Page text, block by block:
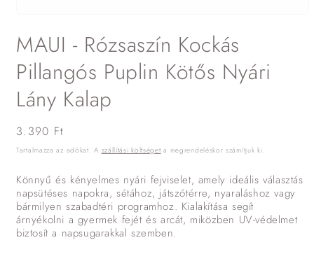
megnyitása
a
modális
párbeszédpanelen
MAUI - Rózsaszín Kockás
Pillangós Puplin Kötős Nyári
Lány Kalap
Normál
ár
3.390 Ft
Tartalmazza az adókat. A szállítási költséget a megrendeléskor számítjuk ki.
Könnyű és kényelmes nyári fejviselet, amely ideális választás
napsütéses napokra, sétához, játszótérre, nyaraláshoz vagy
bármilyen szabadtéri programhoz. Kialakítása segít
árnyékolni a gyermek fejét és arcát, miközben UV-védelmet
biztosít a napsugarakkal szemben.